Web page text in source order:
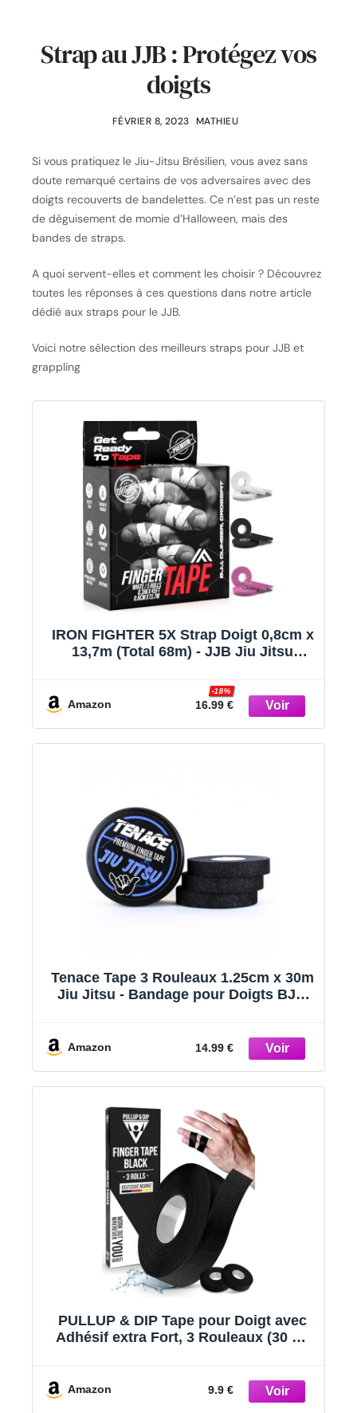
Strap au JJB : Protégez vos
doigts
FÉVRIER 8, 2023 MATHIEU
Si vous pratiquez le Jiu-Jitsu Brésilien, vous avez sans
doute remarqué certains de vos adversaires avec des
doigts recouverts de bandelettes. Ce n’est pas un reste
de déguisement de momie d’Halloween, mais des
bandes de straps.
A quoi servent-elles et comment les choisir ? Découvrez
toutes les réponses à ces questions dans notre article
dédié aux straps pour le JJB.
Voici notre sélection des meilleurs straps pour JJB et
grappling
IRON FIGHTER 5X Strap Doigt 0,8cm x
13,7m (Total 68m) - JJB Jiu Jitsu
Grappling - Judo - VolleyBall -
Musculation - Rouleaux de Finger Tape
Amazon 16.99 €
-18%
Tenace Tape 3 Rouleaux 1.25cm x 30m
Jiu Jitsu - Bandage pour Doigts BJJ,
Amazon 14.99 €
PULLUP & DIP Tape pour Doigt avec
Adhésif extra Fort, 3 Rouleaux (30 m)
pour la Musculation, Basket-Ball,
Amazon 9.9 €